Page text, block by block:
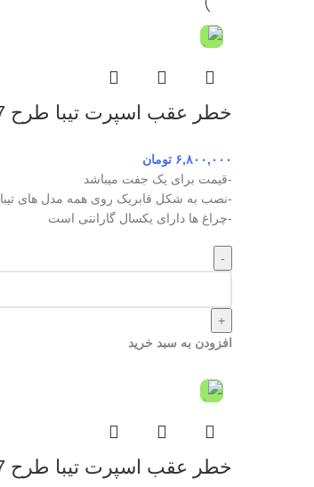
خطر عقب اسپرت تیبا طرح 207 تمام دودی
۶,۸۰۰,۰۰۰ تومان
-قیمت برای یک جفت میباشد
-نصب به شکل فابریک روی همه مدل های تیبا 2
-چراغ ها دارای یکسال گارانتی است
-
+
افزودن به سبد خرید
خطر عقب اسپرت تیبا طرح 207 قرمز دودی